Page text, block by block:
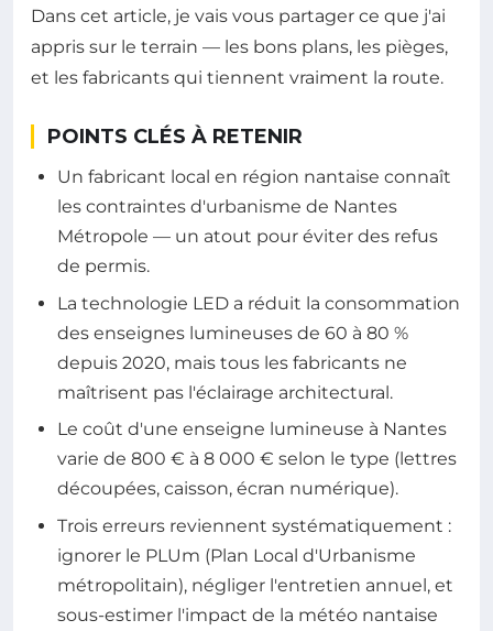
Dans cet article, je vais vous partager ce que j'ai
appris sur le terrain — les bons plans, les pièges,
et les fabricants qui tiennent vraiment la route.
POINTS CLÉS À RETENIR
Un fabricant local en région nantaise connaît
les contraintes d'urbanisme de Nantes
Métropole — un atout pour éviter des refus
de permis.
La technologie LED a réduit la consommation
des enseignes lumineuses de 60 à 80 %
depuis 2020, mais tous les fabricants ne
maîtrisent pas l'éclairage architectural.
Le coût d'une enseigne lumineuse à Nantes
varie de 800 € à 8 000 € selon le type (lettres
découpées, caisson, écran numérique).
Trois erreurs reviennent systématiquement :
ignorer le PLUm (Plan Local d'Urbanisme
métropolitain), négliger l'entretien annuel, et
sous-estimer l'impact de la météo nantaise